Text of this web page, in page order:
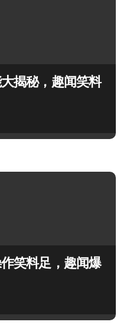
揭秘，趣闻笑料
笑料足，趣闻爆